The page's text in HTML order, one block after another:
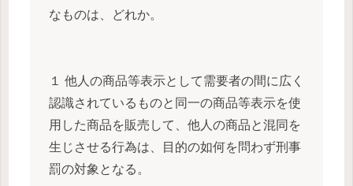
なものは、どれか。
１ 他人の商品等表示として需要者の間に広く
認識されているものと同一の商品等表示を使
用した商品を販売して、他人の商品と混同を
生じさせる行為は、目的の如何を問わず刑事
罰の対象となる。